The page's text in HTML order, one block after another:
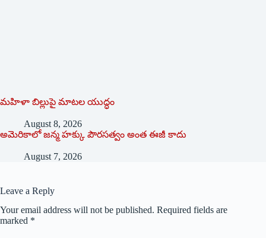
మహిళా బిల్లుపై మాటల యుద్ధం
August 8, 2026
అమెరికాలో జన్మ హక్కు పౌరసత్వం అంత ఈజీ కాదు
August 7, 2026
Leave a Reply
Your email address will not be published. Required fields are
marked *